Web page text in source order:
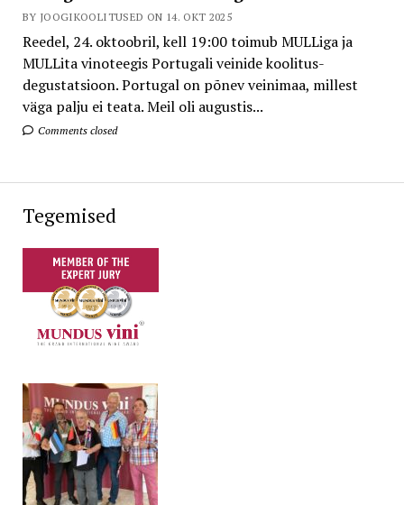
BY JOOGIKOOLITUSED ON 14. OKT 2025
Reedel, 24. oktoobril, kell 19:00 toimub MULLiga ja
MULLita vinoteegis Portugali veinide koolitus-
degustatsioon. Portugal on põnev veinimaa, millest
väga palju ei teata. Meil oli augustis...
Comments closed
Tegemised